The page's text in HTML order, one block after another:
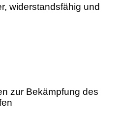
widerstandsfähig und
zur Bekämpfung des